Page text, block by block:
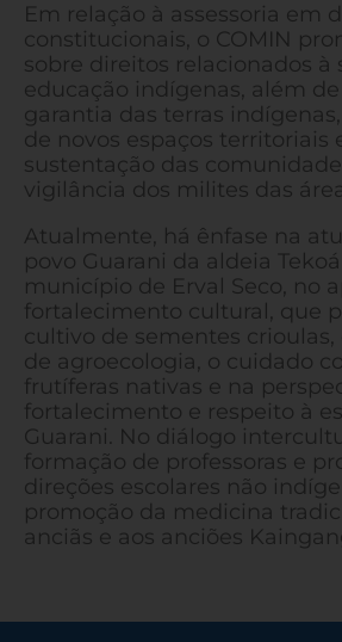
Em relação à assessoria em
constitucionais, o COMIN
sobre direitos relacionados à
educação indígenas, além
garantia das terras
de novos espaços territoriais
sustentação das
vigilância dos milites das
Atualmente, há ênfase na
povo Guarani da aldeia Tekoá
município de Erval Seco, no
fortalecimento cultural, que
cultivo de sementes
de agroecologia, o cuidado
frutíferas nativas e na
fortalecimento e respeito à
Guarani. No diálogo
formação de professoras e
direções escolares não
promoção da medicina
anciãs e aos anciões